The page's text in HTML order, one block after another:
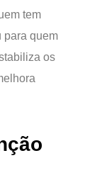
tem
para quem
os